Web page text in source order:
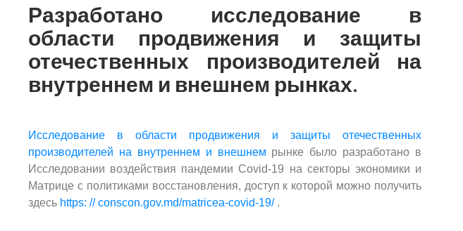
Разработано исследование в
области продвижения и защиты
отечественных производителей на
внутреннем и внешнем рынках.
Исследование в области продвижения и защиты отечественных
производителей на внутреннем и внешнем рынке было разработано в
Исследовании воздействия пандемии Covid-19 на секторы экономики и
Матрице с политиками восстановления, доступ к которой можно получить
здесь https: // conscon.gov.md/matricea-covid-19/.